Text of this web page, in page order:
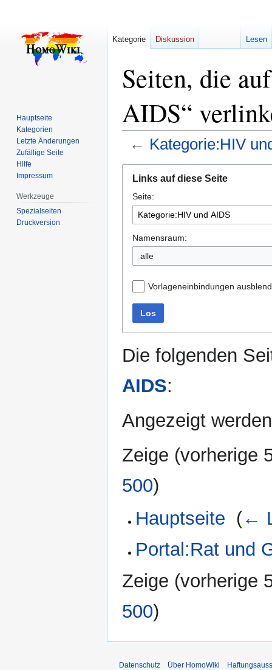
Seiten, die
AIDS“
← Kategorie:HIV
Navigation
springen
Suche
springen
Links auf diese Seite
Seite:
Namensraum:
alle
Vorlageneinbindungen
Los
Die folgenden
AIDS:
Angezeigt
Zeige (vorherige
500)
Hauptseite (←
Portal:Rat und
Zeige (vorherige
500)
Kategorie Diskussion Lesen
Hauptseite
Kategorien
Letzte Änderungen
Zufällige Seite
Hilfe
Impressum
Werkzeuge
Spezialseiten
Druckversion
Datenschutz Über HomoWiki